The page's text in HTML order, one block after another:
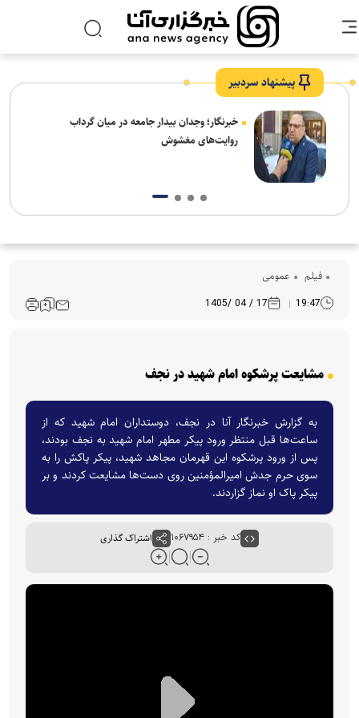
پیشنهاد سردبیر
خبرنگار؛ وجدان بیدار جامعه در میان گرداب
روایت‌های مغشوش
فیلم عمومی
19:47
17 / 04 /1405
مشایعت پرشکوه امام شهید در نجف
به گزارش خبرنگار آنا در نجف، دوستداران امام شهید که از
ساعت‌ها قبل منتظر ورود پیکر مطهر امام شهید به نجف بودند،
پس از ورود پرشکوه این قهرمان مجاهد شهید، پیکر پاکش را به
سوی حرم جدش امیرالمؤمنین روی دست‌ها مشایعت کردند و بر
پیکر پاک او نماز گزاردند.
کد خبر : ۱۰۶۷۹۵۴ اشتراک گذاری